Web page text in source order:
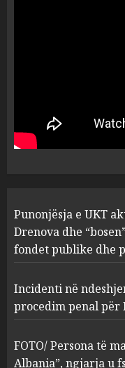
1
2
Punonjësja e UKT
Drenova dhe
fondet publike dhe
Incidenti në
procedim penal për
FOTO/ Persona të
Albania”, ngjarja u